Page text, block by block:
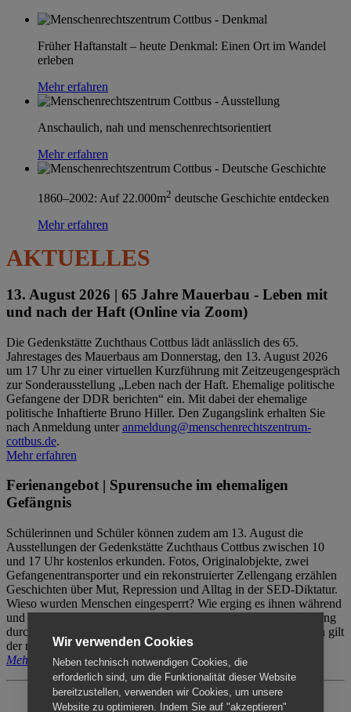
Früher Haftanstalt – heute Denkmal: Einen Ort im Wandel
erleben
Mehr erfahren
Anschaulich, nah und menschenrechtsorientiert
Mehr erfahren
1860–2002: Auf 22.000m2 deutsche Geschichte entdecken
Mehr erfahren
AKTUELLES
13. August 2026 | 65 Jahre Mauerbau - Leben mit
und nach der Haft (Online via Zoom)
Die Gedenkstätte Zuchthaus Cottbus lädt anlässlich des 65.
Jahrestages des Mauerbaus am Donnerstag, den 13. August 2026
um 17 Uhr zu einer virtuellen Kurzführung mit Zeitzeugengespräch
zur Sonderausstellung „Leben nach der Haft. Ehemalige politische
Gefangene der DDR berichten“ ein. Mit dabei der ehemalige
politische Inhaftierte Bruno Hiller. Den Zugangslink erhalten Sie
nach Anmeldung unteranmeldung@menschenrechtszentrum-
cottbus.de.
Mehr erfahren
Ferienangebot | Spurensuche im ehemaligen
Gefängnis
Schülerinnen und Schüler können zudem am 13. August die
Ausstellungen der Gedenkstätte Zuchthaus Cottbus zwischen 10
und 17 Uhr kostenlos erkunden. Fotos, Originalobjekte, zwei
Gefangenentransporter und ein rekonstruierter Zellengang erzählen
Geschichten über Mut, Repression und Alltag in der SED-Diktatur.
Wieso wurden Menschen eingesperrt? Wie erging es ihnen während
und nach der Haft? Der Besuch erfolgt individuell ohne Betreuung
durch das Menschenrechtszentrum Cottbus. Für Begleitpersonen gilt
der reguläre Eintritt (8€ / ermäßigt 5€).
Mehr erfahren
Wir verwenden Cookies
Neben technisch notwendigen Cookies, die
erforderlich sind, um die Funktionalität dieser Website
bereitzustellen, verwenden wir Cookies, um unsere
Website zu optimieren. Indem Sie auf "akzeptieren"